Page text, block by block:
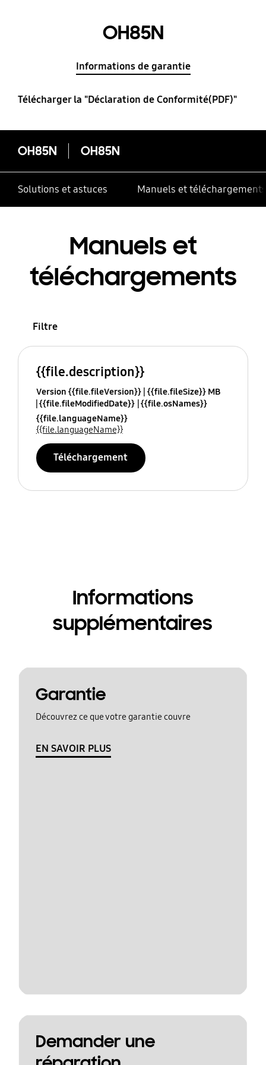
OH85N
Informations de garantie
Télécharger la "Déclaration de Conformité(PDF)"
OH85N OH85N
Solutions et astuces Manuels et téléchargements
Manuels et
téléchargements
Filtre
{{file.description}}
Version {{file.fileVersion}} {{file.fileSize}} MB
{{file.fileModifiedDate}} {{file.osNames}}
{{file.languageName}}
{{file.languageName}}
Téléchargement
Informations
supplémentaires
Garantie
Découvrez ce que votre garantie couvre
EN SAVOIR PLUS
Demander une